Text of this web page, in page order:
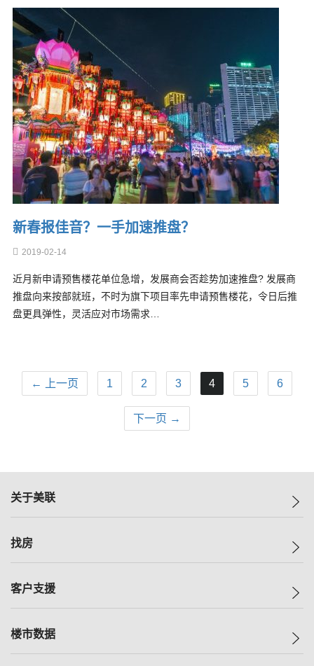
新春报佳音？一手加速推盘？
2019-02-14
近月新申请预售楼花单位急增，发展商会否趁势加速推盘? 发展商
推盘向来按部就班，不时为旗下项目率先申请预售楼花，令日后推
盘更具弹性，灵活应对市场需求…
← 上一页 1 2 3 4 5 6
下一页 →
关于美联
美联集团
人才招募
找房
一手新房
减价
客户支援
自助放盘
楼市数据